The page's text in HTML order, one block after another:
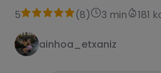
5 (8) 3 min 181
ainhoa_etxaniz